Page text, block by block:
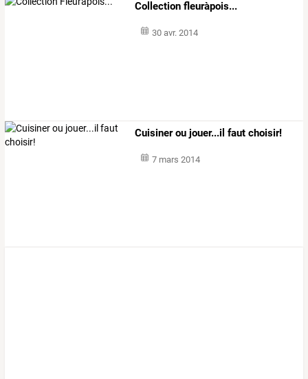
Collection fleuràpois...
30 avr. 2014
Cuisiner ou jouer...il faut choisir!
7 mars 2014